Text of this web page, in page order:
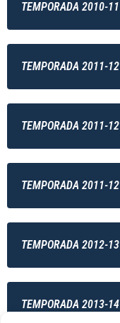
TEMPORADA 2010-11
TEMPORADA 2011-12
TEMPORADA 2011-12
TEMPORADA 2011-12
TEMPORADA 2012-13
TEMPORADA 2013-14